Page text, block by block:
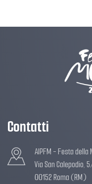
Contatti
AIPFM - Festa della
Via San Calepodio,
00152 Roma (RM)